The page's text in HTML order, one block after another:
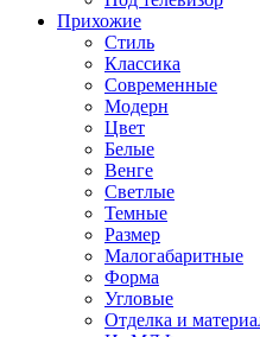
Прихожие
Стиль
Классика
Современные
Модерн
Цвет
Белые
Венге
Светлые
Темные
Размер
Малогабаритные
Форма
Угловые
Отделка и